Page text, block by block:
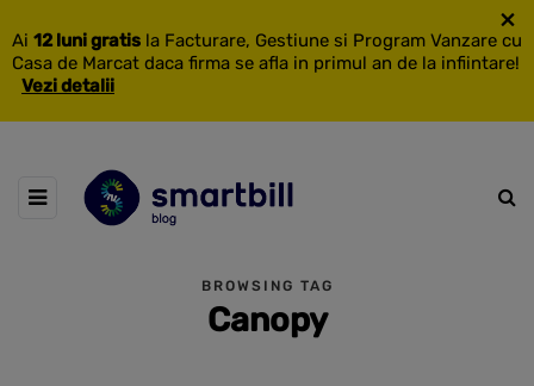
Ai 12 luni gratis la Facturare, Gestiune si Program Vanzare cu
Casa de Marcat daca firma se afla in primul an de la infiintare!
Vezi detalii
×
BROWSING TAG
Canopy